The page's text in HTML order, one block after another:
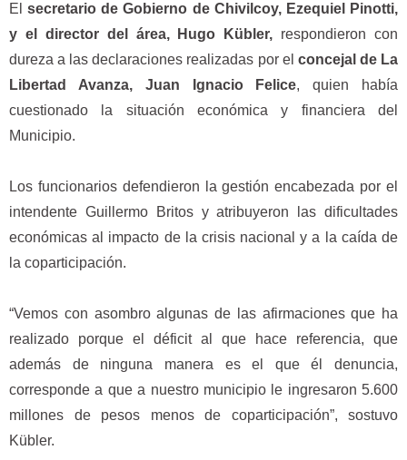
Elsecretario de Gobierno de Chivilcoy, Ezequiel Pinotti,
y el director del área, Hugo Kübler, respondieron con
dureza a las declaraciones realizadas por el concejal de La
Libertad Avanza, Juan Ignacio Felice, quien había
cuestionado la situación económica y financiera del
Municipio.
Los funcionarios defendieron la gestión encabezada por el
intendente Guillermo Britos y atribuyeron las dificultades
económicas al impacto de la crisis nacional y a la caída de
la coparticipación.
“Vemos con asombro algunas de las afirmaciones que ha
realizado porque el déficit al que hace referencia, que
además de ninguna manera es el que él denuncia,
corresponde a que a nuestro municipio le ingresaron 5.600
millones de pesos menos de coparticipación”, sostuvo
Kübler.